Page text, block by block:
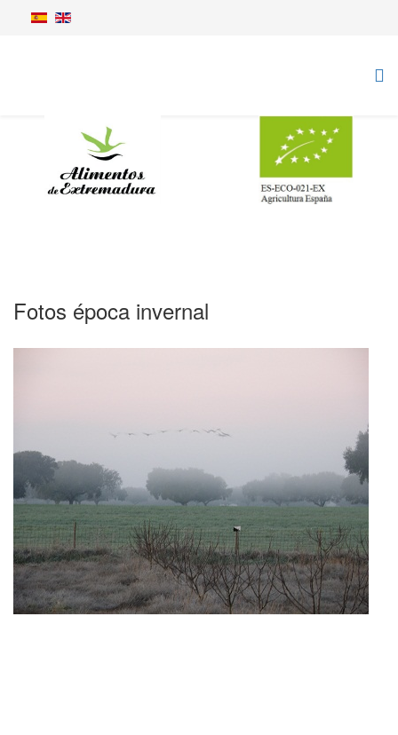
Fotos época invernal